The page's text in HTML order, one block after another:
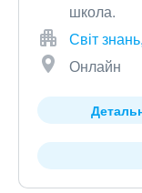
школа.
Світ
Онлайн